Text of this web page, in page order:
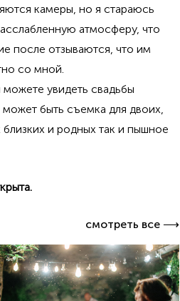
камеры, но я стараюсь
атмосферу, что
после отзываются, что им
со мной.
увидеть свадьбы
быть съемка для двоих,
близких и родных так и пышное
смотреть все ⟶